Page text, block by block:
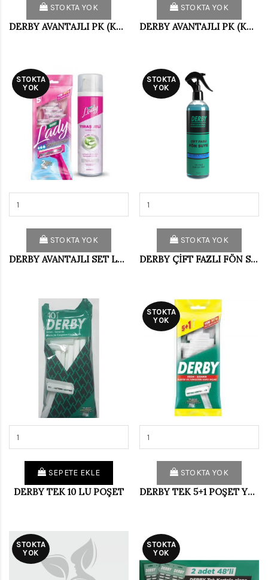
STOKTA YOK
DERBY AVANTAJLI PK (KOLONYA+DERBY3)
STOKTA YOK
DERBY AVANTAJLI PK (KÖPÜK+DERBY3 10'LU PŞT)
STOKTA
YOK
STOKTA YOK
DERBY AVANTAJLI SET LADY (2 5 LI+TIRAŞ JEL)
STOKTA
YOK
STOKTA YOK
DERBY ÇİFT FAZLI FÖN SUYU 400 ML
SEPETE EKLE
DERBY TEK 10 LU POŞET
STOKTA
YOK
STOKTA YOK
DERBY TEK 5+1 POŞET YENİ
STOKTA
YOK
STOKTA
YOK